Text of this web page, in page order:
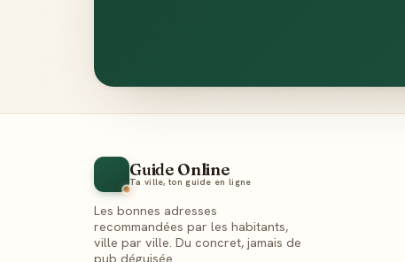
Guide Online
Ta ville, ton guide en ligne
Les bonnes adresses
recommandées par les habitants,
ville par ville. Du concret, jamais de
pub déguisée.